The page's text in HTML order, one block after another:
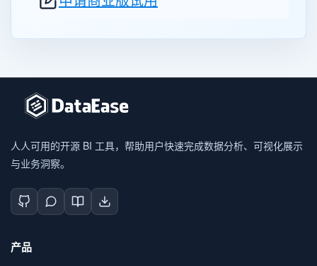
人人可用的开源 BI 工具，帮助用户快速完成数据分析、可视化展示
与业务洞察。
产品